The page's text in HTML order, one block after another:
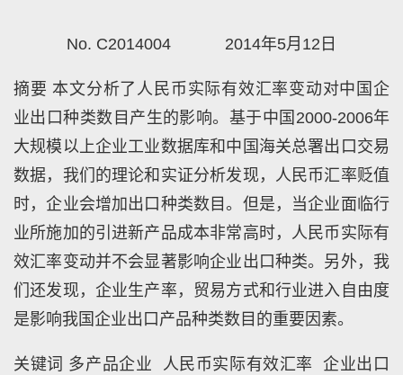
No. C2014004 2014年5月12日
摘要 本文分析了人民币实际有效汇率变动对中国企
业出口种类数目产生的影响。基于中国2000-2006年
大规模以上企业工业数据库和中国海关总署出口交易
数据，我们的理论和实证分析发现，人民币汇率贬值
时，企业会增加出口种类数目。但是，当企业面临行
业所施加的引进新产品成本非常高时，人民币实际有
效汇率变动并不会显著影响企业出口种类。另外，我
们还发现，企业生产率，贸易方式和行业进入自由度
是影响我国企业出口产品种类数目的重要因素。
关键词 多产品企业 人民币实际有效汇率 企业出口